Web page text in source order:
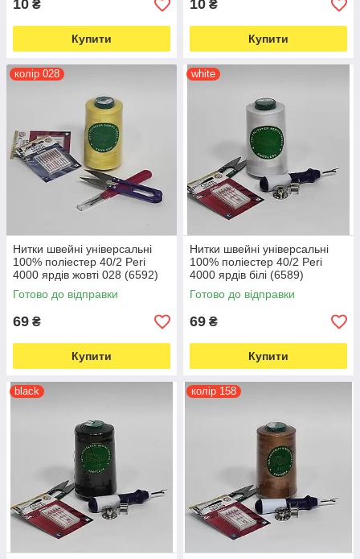
10 ₴
Купити
10 ₴
Купити
колір 028
Нитки швейні універсальні
100% поліестер 40/2 Peri
4000 ярдів жовті 028 (6592)
Готово до відправки
69 ₴
Купити
white
Нитки швейні універсальні
100% поліестер 40/2 Peri
4000 ярдів білі (6589)
Готово до відправки
69 ₴
Купити
black колір 158